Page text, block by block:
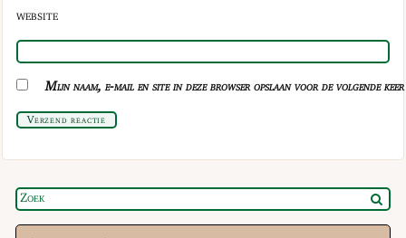
WEBSITE
Mijn naam, e-mail en site in deze browser opslaan voor de volgende
Verzend reactie